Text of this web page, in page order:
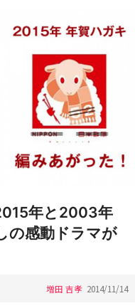
年と2003年
の感動ドラマが
増田 吉孝 2014/11/14